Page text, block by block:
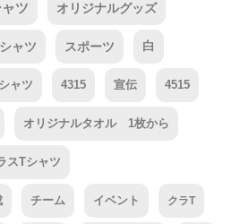
ツ オリジナルグッズ
ャツ スポーツ 白
ャツ 4315 宣伝 4515
オリジナルタオル 1枚から
スTシャツ
チーム イベント クラT